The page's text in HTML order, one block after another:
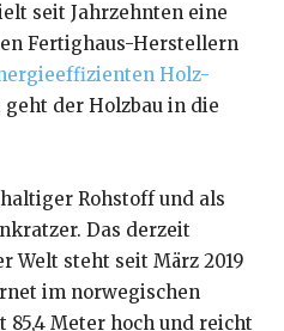
seit Jahrzehnten eine
Fertighaus-Herstellern
Holz-
geht der Holzbau in die
Rohstoff und als
Das derzeit
Welt steht seit März 2019
im norwegischen
85,4 Meter hoch und reicht